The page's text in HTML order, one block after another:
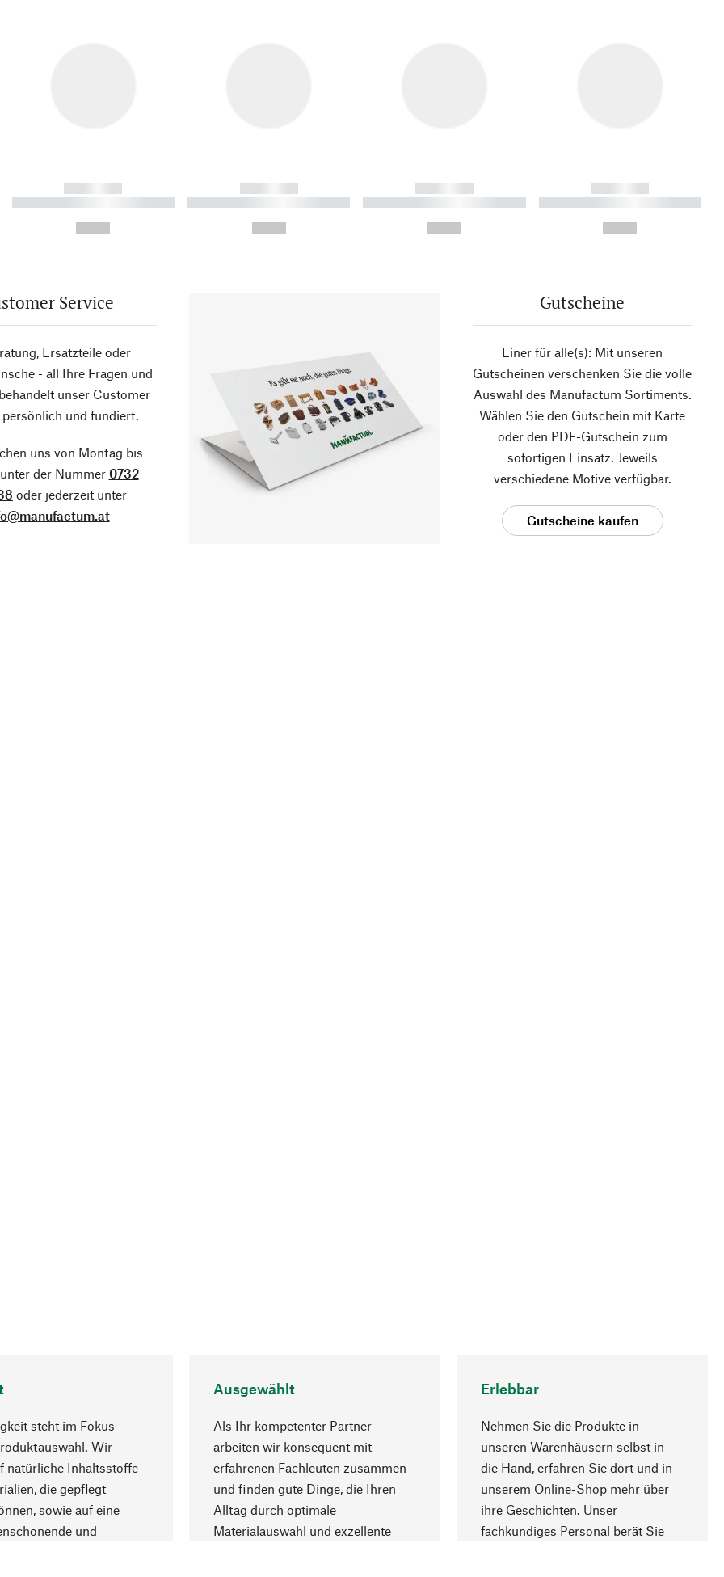
------------
----------- ----------- ----------
------------
----------- ----------- ----------
------------
----------- ----------- ----------
------------
----------- ----------- ----------
Service
Ersatzteile oder
- all Ihre Fragen und
unser Customer
persönlich und fundiert.
uns von Montag bis
der Nummer 0732
oder jederzeit unter
Gutscheine
Einer für alle(s): Mit unseren
Gutscheinen verschenken Sie die volle
Auswahl des Manufactum Sortiments.
Wählen Sie den Gutschein mit Karte
oder den PDF-Gutschein zum
sofortigen Einsatz. Jeweils
verschiedene Motive verfügbar.
Gutscheine kaufen
steht im Fokus
Wir
natürliche Inhaltsstoffe
die gepflegt
sowie auf eine
und
Ausgewählt
Als Ihr kompetenter Partner
arbeiten wir konsequent mit
erfahrenen Fachleuten zusammen
und finden gute Dinge, die Ihren
Alltag durch optimale
Materialauswahl und exzellente
Erlebbar
Nehmen Sie die Produkte in
unseren Warenhäusern selbst in
die Hand, erfahren Sie dort und in
unserem Online-Shop mehr über
ihre Geschichten. Unser
fachkundiges Personal berät Sie